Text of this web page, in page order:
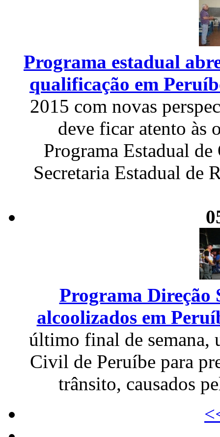
Programa estadual
qualificação em
2015 com novas
deve ficar atento às
Programa Estadual
Secretaria Estadual de
Programa Direção
alcoolizados em
último final de semana,
Civil de Peruíbe para
trânsito, causados